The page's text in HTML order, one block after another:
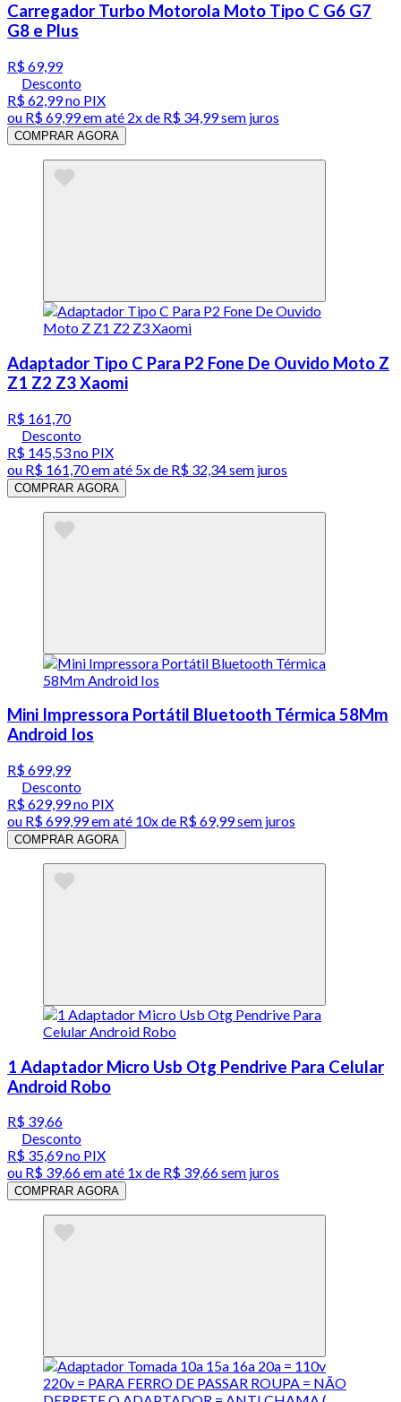
Carregador Turbo Motorola Moto Tipo C G6 G7
G8 e Plus
R$ 69,99
Desconto
R$ 62,99no PIX
ou R$ 69,99em até 2x de R$ 34,99 sem juros
COMPRAR AGORA
Adaptador Tipo C Para P2 Fone De Ouvido Moto Z
Z1 Z2 Z3 Xaomi
R$ 161,70
Desconto
R$ 145,53no PIX
ou R$ 161,70em até 5x de R$ 32,34 sem juros
COMPRAR AGORA
Mini Impressora Portátil Bluetooth Térmica 58Mm
Android Ios
R$ 699,99
Desconto
R$ 629,99no PIX
ou R$ 699,99em até 10x de R$ 69,99 sem juros
COMPRAR AGORA
1 Adaptador Micro Usb Otg Pendrive Para Celular
Android Robo
R$ 39,66
Desconto
R$ 35,69no PIX
ou R$ 39,66em até 1x de R$ 39,66sem juros
COMPRAR AGORA